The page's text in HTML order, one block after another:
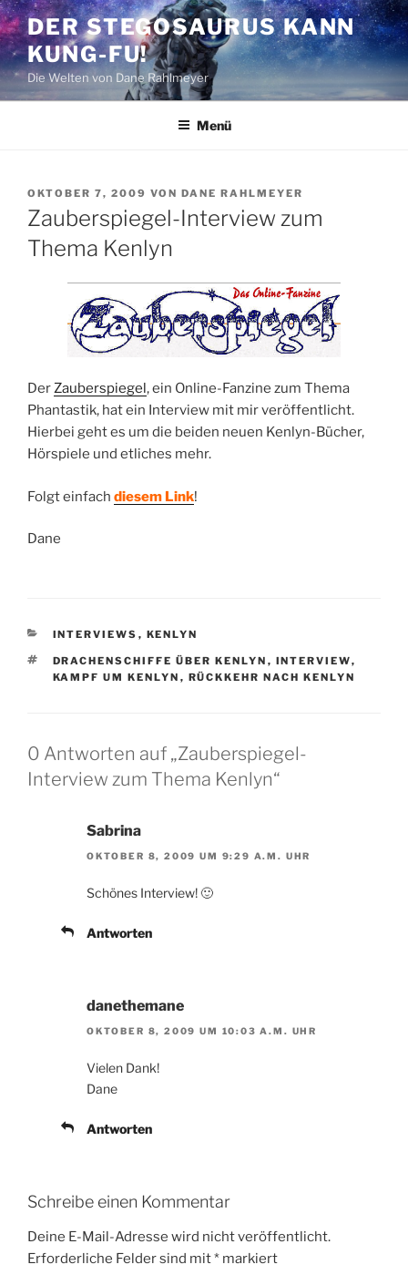
Zum
Inhalt
springen
DER STEGOSAURUS KANN
KUNG-FU!
Die Welten von Dane Rahlmeyer
Menü
VERÖFFENTLICHT
AM
OKTOBER 7, 2009 VON DANE RAHLMEYER
Zauberspiegel-Interview zum
Thema Kenlyn
DerZauberspiegel, ein Online-Fanzine zum Thema
Phantastik, hat ein Interview mit mir veröffentlicht.
Hierbei geht es um die beiden neuen Kenlyn-Bücher,
Hörspiele und etliches mehr.
Folgt einfach diesem Link!
Dane
KATEGORIEN
INTERVIEWS , KENLYN
SCHLAGWÖRTER
DRACHENSCHIFFE ÜBER KENLYN , INTERVIEW,
KAMPF UM KENLYN , RÜCKKEHR NACH KENLYN
0 Antworten auf „Zauberspiegel-
Interview zum Thema Kenlyn“
Sabrina
OKTOBER 8, 2009 UM 9:29 A.M. UHR
Schönes Interview! 🙂
Antworten
danethemane
OKTOBER 8, 2009 UM 10:03 A.M. UHR
Vielen Dank!
Dane
Antworten
Schreibe einen Kommentar
Deine E-Mail-Adresse wird nicht veröffentlicht.
Erforderliche Felder sind mit* markiert